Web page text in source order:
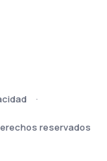
reservados